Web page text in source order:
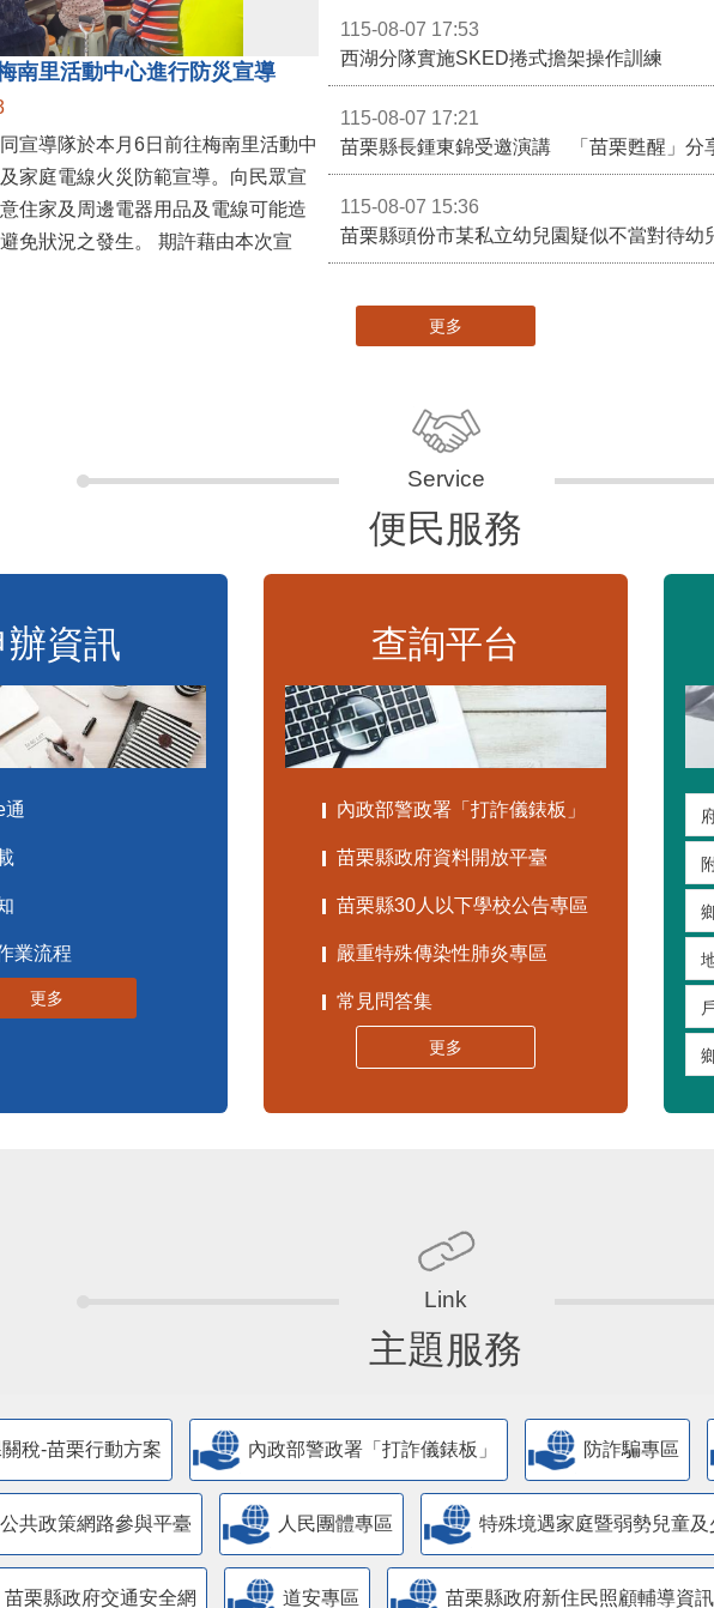
南里活動中心進行防災宣導
宣導隊於本月6日前往梅南里活動中
家庭電線火災防範宣導。向民眾宣
住家及周邊電器用品及電線可能造
之發生。 期許藉由本次宣
115-08-07 17:53
西湖分隊實施SKED捲式擔架操作訓練
115-08-07 17:21
苗栗縣長鍾東錦受邀演講 「苗栗甦醒」分
115-08-07 15:36
苗栗縣頭份市某私立幼兒園疑似不當對待幼
更多
便民服務
辦資訊
通
業流程
更多
查詢平台
內政部警政署「打詐儀錶板」
苗栗縣政府資料開放平臺
苗栗縣30人以下學校公告專區
嚴重特殊傳染性肺炎專區
常見問答集
更多
主題服務
稅-苗栗行動方案 內政部警政署「打詐儀錶板」 防詐騙專區
公共政策網路參與平臺 人民團體專區 特殊境遇家庭暨弱勢兒童
苗栗縣政府交通安全網 道安專區 苗栗縣政府新住民照顧輔導資